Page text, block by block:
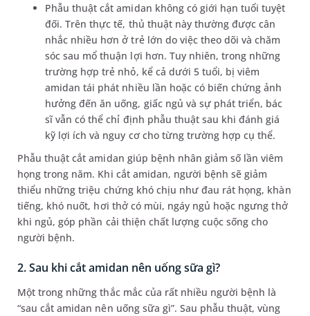
Phẫu thuật cắt amidan không có giới hạn tuổi tuyệt
đối. Trên thực tế, thủ thuật này thường được cân
nhắc nhiều hơn ở trẻ lớn do việc theo dõi và chăm
sóc sau mổ thuận lợi hơn. Tuy nhiên, trong những
trường hợp trẻ nhỏ, kể cả dưới 5 tuổi, bị viêm
amidan tái phát nhiều lần hoặc có biến chứng ảnh
hưởng đến ăn uống, giấc ngủ và sự phát triển, bác
sĩ vẫn có thể chỉ định phẫu thuật sau khi đánh giá
kỹ lợi ích và nguy cơ cho từng trường hợp cụ thể.
Phẫu thuật cắt amidan giúp bệnh nhân giảm số lần viêm
họng trong năm. Khi cắt amidan, người bệnh sẽ giảm
thiểu những triệu chứng khó chịu như đau rát họng, khàn
tiếng, khó nuốt, hơi thở có mùi, ngáy ngủ hoặc ngưng thở
khi ngủ, góp phần cải thiện chất lượng cuộc sống cho
người bệnh.
2. Sau khi cắt amidan nên uống sữa gì?
Một trong những thắc mắc của rất nhiều người bệnh là
“sau cắt amidan nên uống sữa gì”. Sau phẫu thuật, vùng